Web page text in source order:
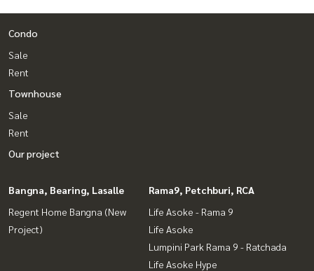
Condo
Sale
Rent
Townhouse
Sale
Rent
Our project
Bangna, Bearing, Lasalle
Regent Home Bangna (New
Project)
Rama9, Petchburi, RCA
Life Asoke - Rama 9
Life Asoke
Lumpini Park Rama 9 - Ratchada
Life Asoke Hype